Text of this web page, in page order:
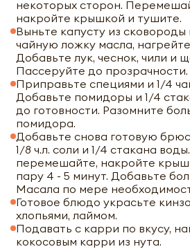
некоторых сторон.
накройте крышкой и тушите.
Выньте капусту из сковороды
чайную ложку масла,
Добавьте лук, чеснок, чили и
Пассеруйте до прозрачности.
Приправьте специями и 1/4
Добавьте помидоры и 1/4
до готовности. Разомните
помидора.
Добавьте снова готовую
1/8 ч.л. соли и 1/4 стакана
перемешайте, накройте
пару 4 - 5 минут. Добавьте
Масала по мере
Готовое блюдо украсьте
хлопьями, лаймом.
Подавать с карри по вкусу,
кокосовым карри из нута.